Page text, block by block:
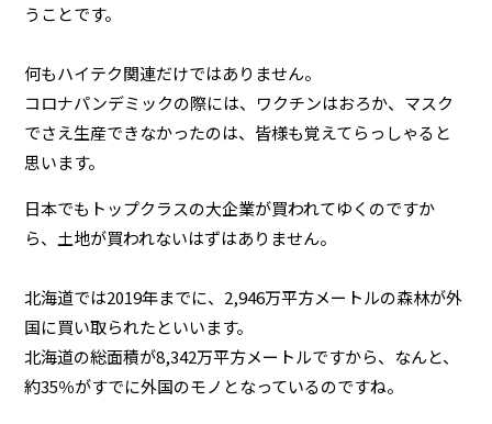
うことです。
何もハイテク関連だけではありません。
コロナパンデミックの際には、ワクチンはおろか、マスク
でさえ生産できなかったのは、皆様も覚えてらっしゃると
思います。
日本でもトップクラスの大企業が買われてゆくのですか
ら、土地が買われないはずはありません。
北海道では2019年までに、2,946万平方メートルの森林が外
国に買い取られたといいます。
北海道の総面積が8,342万平方メートルですから、なんと、
約35％がすでに外国のモノとなっているのですね。